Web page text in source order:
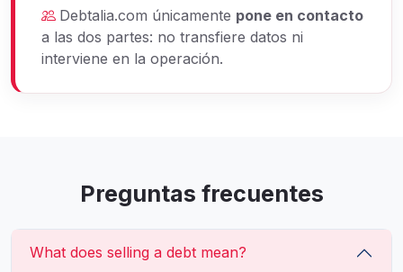
Debtalia.com únicamente pone en contacto
a las dos partes: no transfiere datos ni
interviene en la operación.
Preguntas frecuentes
What does selling a debt mean?